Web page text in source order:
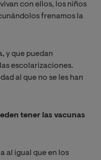
con ellos, los niños
frenamos la
y que puedan
escolarizaciones.
al que no se les han
tener las vacunas
al igual que en los